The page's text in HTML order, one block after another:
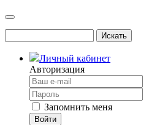
Личный кабинет
Авторизация
Запомнить меня